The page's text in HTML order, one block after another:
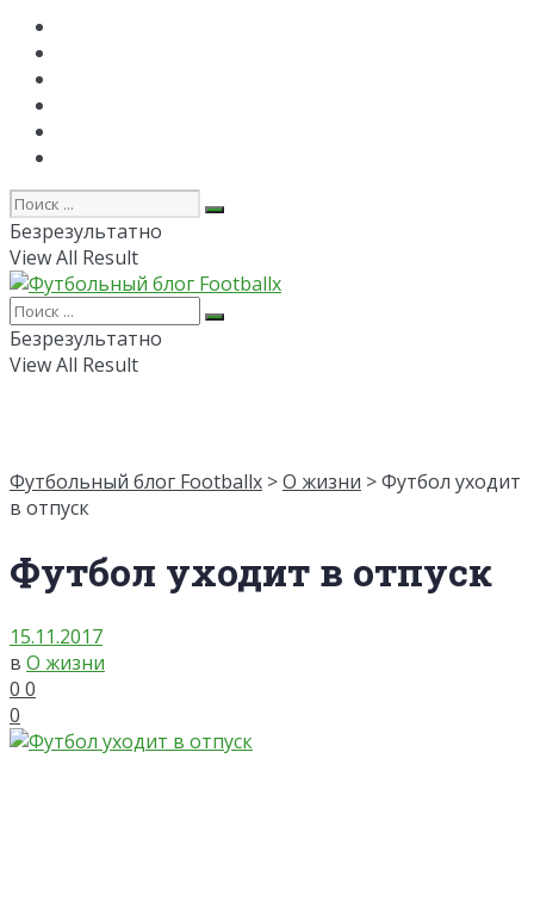
Безрезультатно
View All Result
Безрезультатно
View All Result
Футбольный блог Footballx >О жизни > Футбол уходит
в отпуск
Футбол уходит в отпуск
15.11.2017
в О жизни
0 0
0